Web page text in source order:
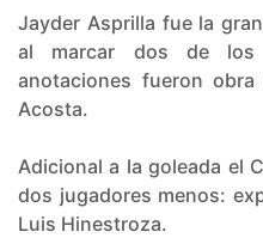
Jayder Asprilla fue la
al marcar dos de los
anotaciones fueron
Acosta.
Adicional a la goleada el
dos jugadores menos:
Luis Hinestroza.